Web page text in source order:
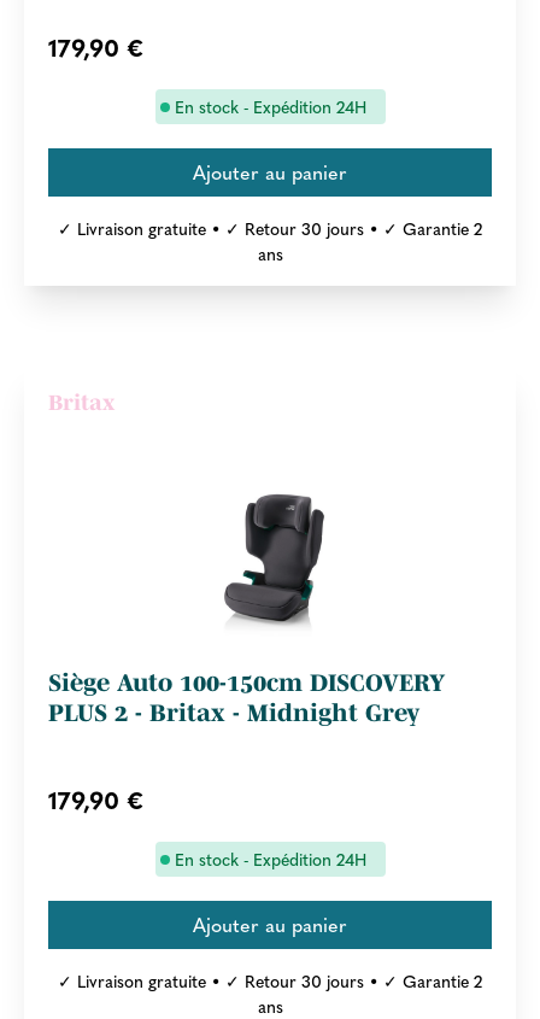
179,90 €
En stock - Expédition 24H
✓ Livraison gratuite • ✓ Retour 30 jours • ✓ Garantie 2
ans
Britax
Siège Auto 100-150cm DISCOVERY
PLUS 2 - Britax - Midnight Grey
179,90 €
En stock - Expédition 24H
✓ Livraison gratuite • ✓ Retour 30 jours • ✓ Garantie 2
ans